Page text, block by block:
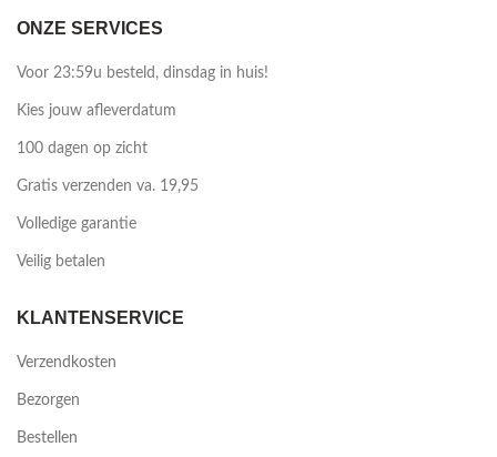
ONZE SERVICES
Voor 23:59u besteld, dinsdag in huis!
Kies jouw afleverdatum
100 dagen op zicht
Gratis verzenden va. 19,95
Volledige garantie
Veilig betalen
KLANTENSERVICE
Verzendkosten
Bezorgen
Bestellen